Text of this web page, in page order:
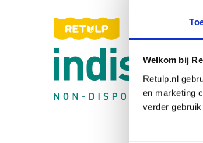
Welkom bij
Retulp.nl
en marketing
verder